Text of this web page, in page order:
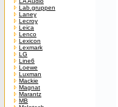
Lab.gruppen
Laney
Lecroy
Leica
Lenco
Lexicon
Lexmark
LG
Line6
Loewe
Luxman
Mackie
Magnat
Marantz
MB